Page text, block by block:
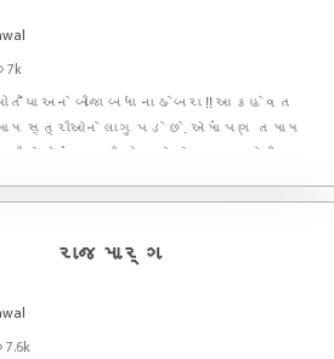
7k
પોતૈયા અને બીજા બધા ના ઢેબરા !! આ કહેવત
સ્ત્રીઓને લાગુ પડે છે. એમાં પણ તમામ
એવું માનતી હોય છે કે...... મારા જેવી દાળ
હોય...... મારા જેવા મેથીના થેપલા
રાજમાર્ગ
7.6k